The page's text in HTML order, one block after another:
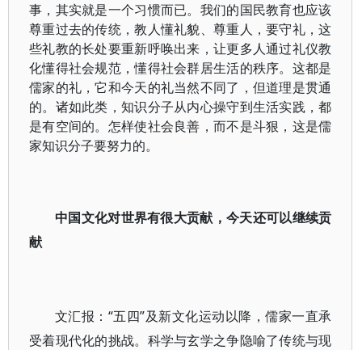
事，其实就是一个习惯而已。我们的国民教育也应该
尊重过去的传统，教人懂礼貌、尊重人，要守礼，这
些礼教的长处要重新呼唤出来，让更多人通过礼仪教
化懂得社会规范，懂得社会群居生活的秩序。这都是
儒家的礼，它和今天的礼当然不同了，但道理是贯通
的。诸如此类，知识分子从内心操守到生活实践，都
是有空间的。怎样使社会良善，而不是斗狠，这是儒
家知识分子要努力的。
中国文化对世界有很大贡献，今天还可以继续贡
献
文汇报：“五四”及新文化运动以降，儒家一直承
受着现代化的挑战。科学与玄学之争隐喻了传统与现